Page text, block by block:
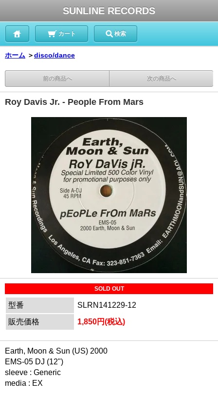
SUNLINE RECORDS
カート 検索
ホーム ＞disco/dance
前の商品へ 次の商品へ
Roy Davis Jr. - People From Mars
SOLD OUT
型番
SLRN141229-12
販売価格
1,850円(税込)
Earth, Moon & Sun (US) 2000
EMS-05 DJ (12")
sleeve : Generic
media : EX